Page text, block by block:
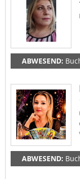
ABWESEND:
ABWESEND: